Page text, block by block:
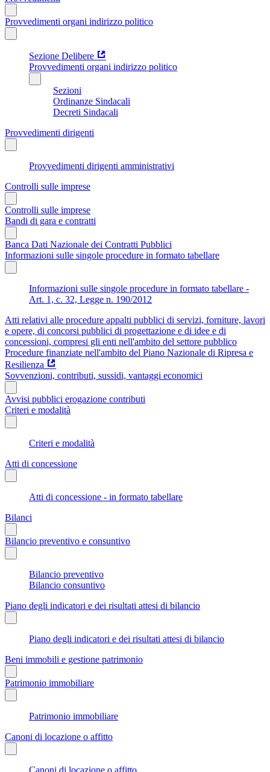
Provvedimenti organi indirizzo politico
Sezione Delibere
Provvedimenti organi indirizzo politico
Sezioni
Ordinanze Sindacali
Decreti Sindacali
Provvedimenti dirigenti
Provvedimenti dirigenti amministrativi
Controlli sulle imprese
Controlli sulle imprese
Bandi di gara e contratti
Banca Dati Nazionale dei Contratti Pubblici
Informazioni sulle singole procedure in formato tabellare
Informazioni sulle singole procedure in formato tabellare -
Art. 1, c. 32, Legge n. 190/2012
Atti relativi alle procedure appalti pubblici di servizi, forniture, lavori
e opere, di concorsi pubblici di progettazione e di idee e di
concessioni, compresi gli enti nell'ambito del settore pubblico
Procedure finanziate nell'ambito del Piano Nazionale di Ripresa e
Resilienza
Sovvenzioni, contributi, sussidi, vantaggi economici
Avvisi pubblici erogazione contributi
Criteri e modalità
Criteri e modalità
Atti di concessione
Atti di concessione - in formato tabellare
Bilanci
Bilancio preventivo e consuntivo
Bilancio preventivo
Bilancio consuntivo
Piano degli indicatori e dei risultati attesi di bilancio
Piano degli indicatori e dei risultati attesi di bilancio
Beni immobili e gestione patrimonio
Patrimonio immobiliare
Patrimonio immobiliare
Canoni di locazione o affitto
Canoni di locazione o affitto